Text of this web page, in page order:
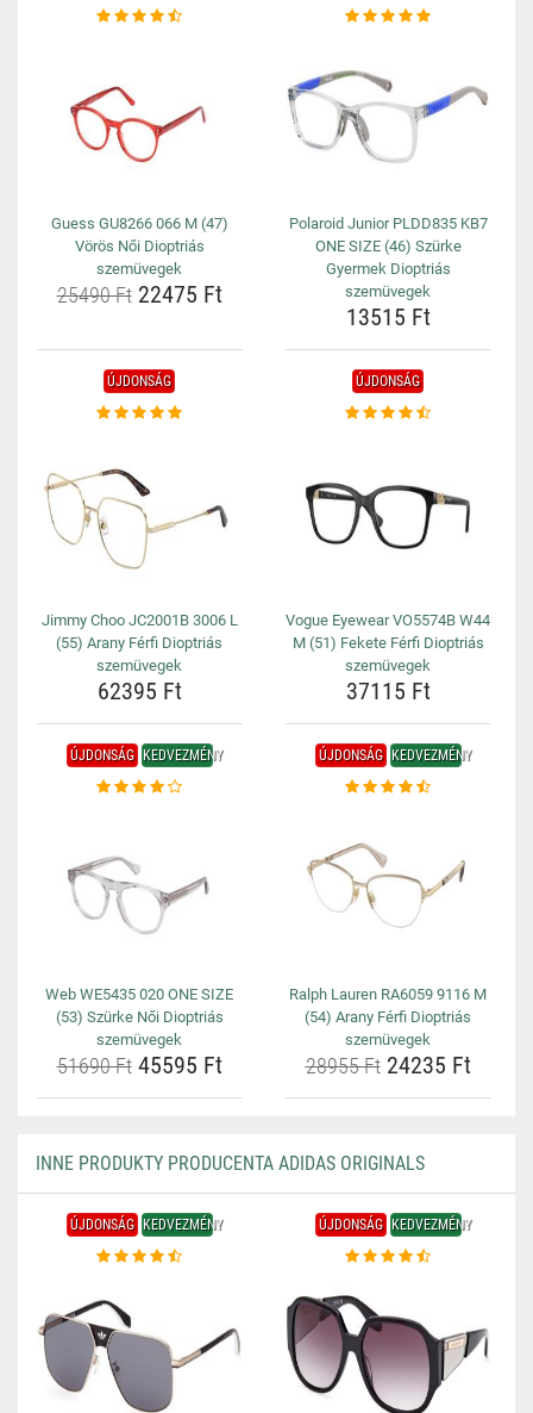
Guess GU8266 066 M (47)
Vörös Női Dioptriás
szemüvegek
25490 Ft22475 Ft
Polaroid Junior PLDD835 KB7
ONE SIZE (46) Szürke
Gyermek Dioptriás
szemüvegek
13515 Ft
ÚJDONSÁG
Jimmy Choo JC2001B 3006 L
(55) Arany Férfi Dioptriás
szemüvegek
62395 Ft
ÚJDONSÁG
Vogue Eyewear VO5574B W44
M (51) Fekete Férfi Dioptriás
szemüvegek
37115 Ft
ÚJDONSÁG KEDVEZMÉNY
Web WE5435 020 ONE SIZE
(53) Szürke Női Dioptriás
szemüvegek
51690 Ft45595 Ft
ÚJDONSÁG KEDVEZMÉNY
Ralph Lauren RA6059 9116 M
(54) Arany Férfi Dioptriás
szemüvegek
28955 Ft24235 Ft
INNE PRODUKTY PRODUCENTA ADIDAS ORIGINALS
ÚJDONSÁG KEDVEZMÉNY ÚJDONSÁG KEDVEZMÉNY